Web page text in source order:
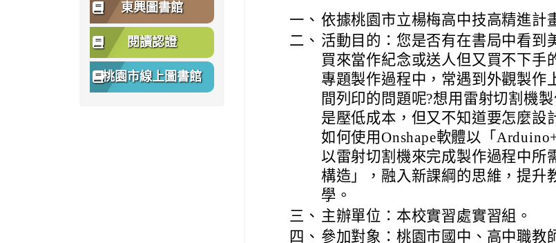
東興圖書館
閱讀認證
桃園市線上圖書館
一、 依據桃園市立楊梅高中技高精進計
二、 活動目的：您是否有在書局中看到
買來當作紀念或送人但又買不下手
專題製作過程中，常遇到外觀製作
間列印的問題呢?想用雷射切割機
是壓低成本，但又不知道要怎麼設
如何使用Onshape軟體以「
以雷射切割機來完成製作過程中所
構造」，融入新課綱的思維，提升
學。
三、 主辦單位：本校實習處實習組。
四、 參加對象：桃園市國中、高中職教